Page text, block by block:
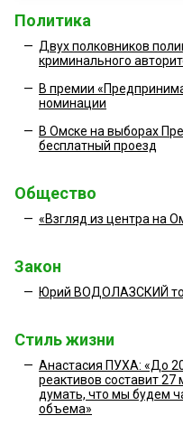
Политика
— Двух полковников
криминального
— В премии
номинации
— В Омске на выборах
бесплатный проезд
Общество
— «Взгляд из центра на
Закон
— Юрий ВОДОЛАЗСКИЙ
Стиль жизни
— Анастасия ПУХА: «До
реактивов составит
думать, что мы будем
объема»